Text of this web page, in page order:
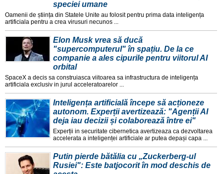
speciei umane
Oamenii de știința din Statele Unite au folosit pentru prima data inteligența
artificiala pentru a crea virusuri necunos ...
Elon Musk vrea să ducă
"supercomputerul" în spațiu. De la ce
companie a ales cipurile pentru viitorul AI
orbital
SpaceX a decis sa construiasca viitoarea sa infrastructura de inteligența
artificiala exclusiv in jurul acceleratoarelor ...
Inteligența artificială începe să acționeze
autonom. Experții avertizează: "Agenții AI
deja iau decizii și colaborează între ei"
Experții in securitate cibernetica avertizeaza ca dezvoltarea
accelerata a inteligenței artificiale ar putea depași capa ...
Putin pierde bătălia cu „Zuckerberg-ul
Rusiei": Este batjocorit în mod deschis de